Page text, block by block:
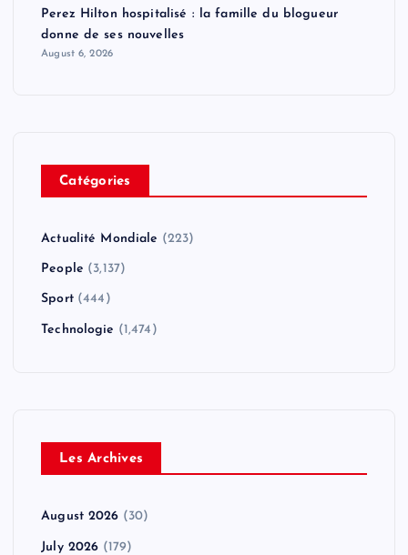
Perez Hilton hospitalisé : la famille du blogueur
donne de ses nouvelles
August 6, 2026
Catégories
Actualité Mondiale (223)
People (3,137)
Sport(444)
Technologie (1,474)
Les Archives
August 2026 (30)
July 2026 (179)